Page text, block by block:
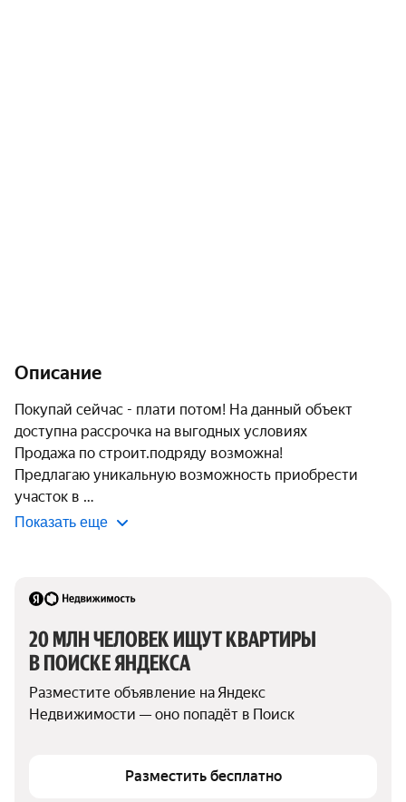
Описание
Покупай сейчас - плати потом! На данный объект
доступна рассрочка на выгодных условиях
Продажа по строит.подряду возможна!
Предлагаю уникальную возможность приобрести
участок в
Показать еще
20 МЛН ЧЕЛОВЕК ИЩУТ КВАРТИРЫ
В ПОИСКЕ ЯНДЕКСА
Разместите объявление на Яндекс
Недвижимости — оно попадёт в Поиск
Разместить бесплатно